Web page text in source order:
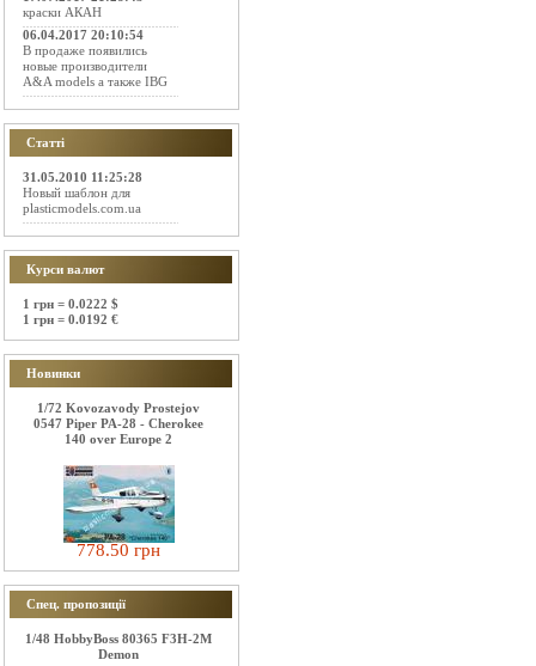
краски АКАН
06.04.2017 20:10:54
В продаже появились
новые производители
A&A models а также IBG
Статті
31.05.2010 11:25:28
Новый шаблон для
plasticmodels.com.ua
Курси валют
1 грн = 0.0222 $
1 грн = 0.0192 €
Новинки
1/72 Kovozavody Prostejov
0547 Piper PA-28 - Cherokee
140 over Europe 2
778.50 грн
Спец. пропозиції
1/48 HobbyBoss 80365 F3H-2M
Demon